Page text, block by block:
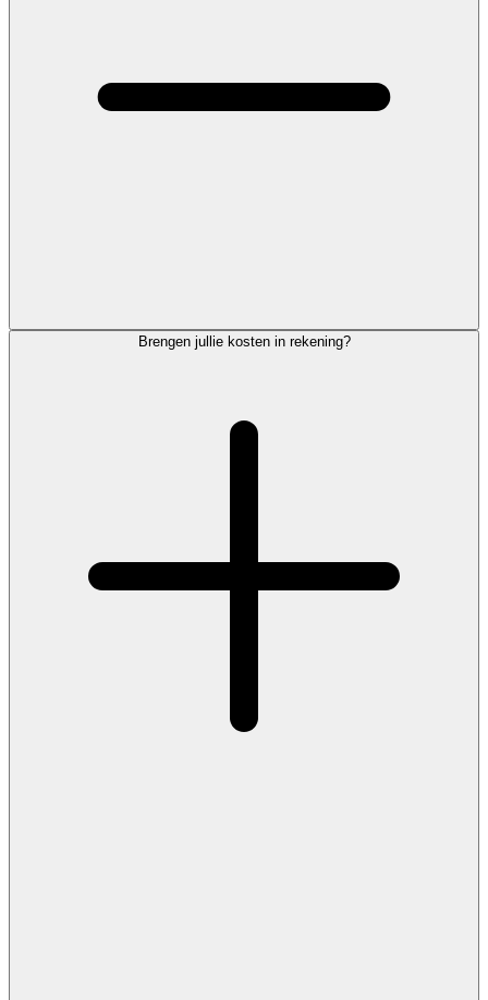
Brengen jullie kosten in rekening?